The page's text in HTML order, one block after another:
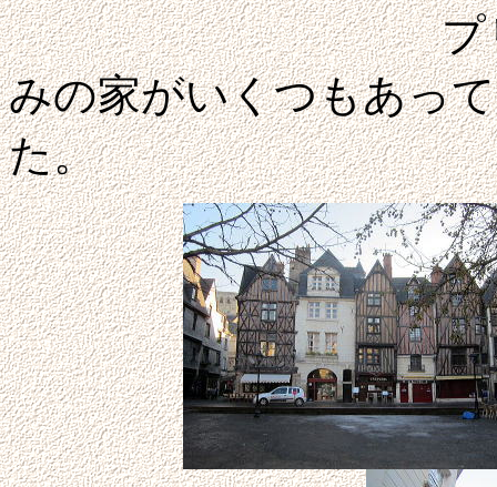
プリュムロー
みの家がいくつもあっ
た。